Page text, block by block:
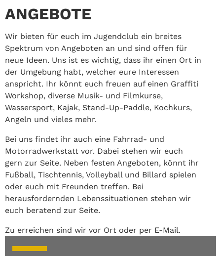
ANGEBOTE
Wir bieten für euch im Jugendclub ein breites
Spektrum von Angeboten an und sind offen für
neue Ideen. Uns ist es wichtig, dass ihr einen Ort in
der Umgebung habt, welcher eure Interessen
anspricht. Ihr könnt euch freuen auf einen Graffiti
Workshop, diverse Musik- und Filmkurse,
Wassersport, Kajak, Stand-Up-Paddle, Kochkurs,
Angeln und vieles mehr.
Bei uns findet ihr auch eine Fahrrad- und
Motorradwerkstatt vor. Dabei stehen wir euch
gern zur Seite. Neben festen Angeboten, könnt ihr
Fußball, Tischtennis, Volleyball und Billard spielen
oder euch mit Freunden treffen. Bei
herausfordernden Lebenssituationen stehen wir
euch beratend zur Seite.
Zu erreichen sind wir vor Ort oder per E-Mail.